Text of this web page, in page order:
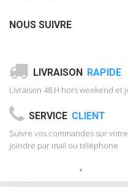
NOUS SUIVRE
LIVRAISON RAPIDE
Livraison 48 H hors weekend et
SERVICE CLIENT
Suivre vos commandes sur
joindre par mail ou téléphone